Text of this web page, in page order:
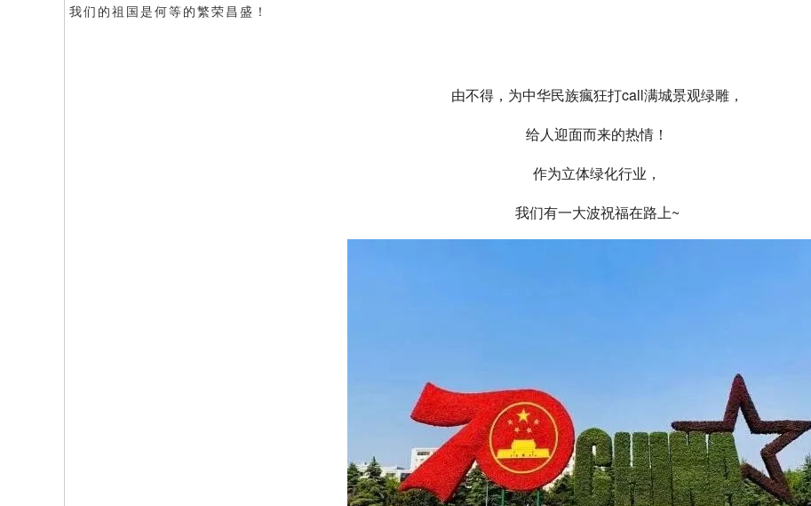
我们的祖国是何等的繁荣昌盛！
由不得，为中华民族瘋狂打call满城景观绿雕，
给人迎面而来的热情！
作为立体绿化行业，
我们有一大波祝福在路上~